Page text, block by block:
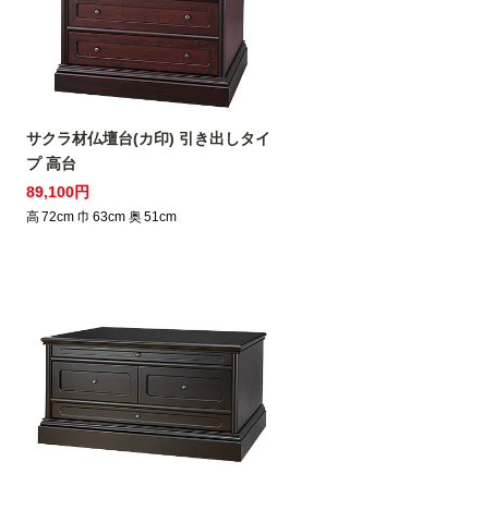
サクラ材仏壇台(カ印) 引き出しタイ
プ 高台
89,100円
高72cm 巾 63cm 奥51cm